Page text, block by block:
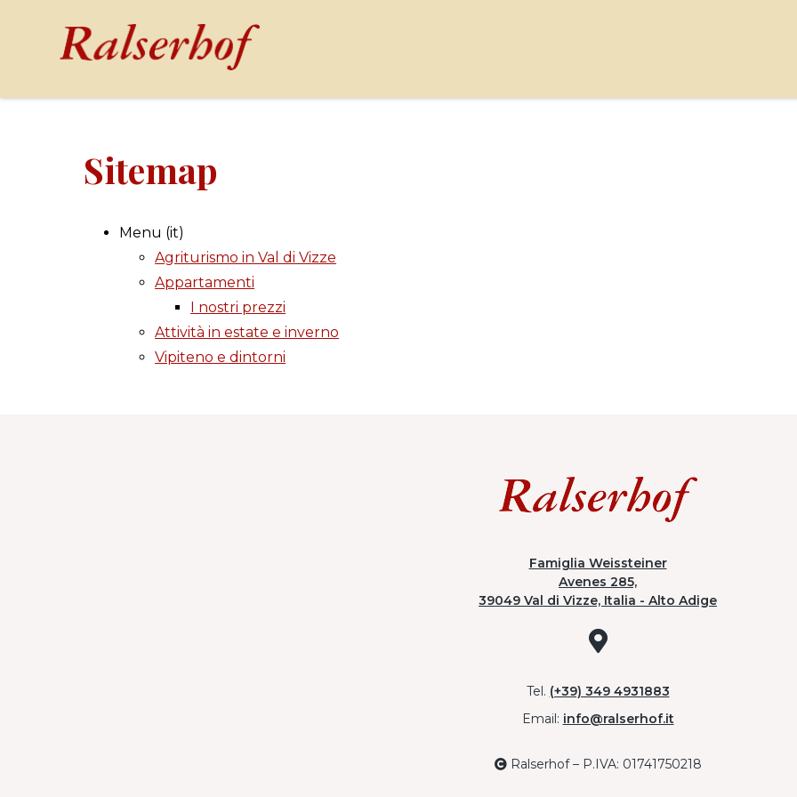
Sitemap
Menu (it)
Agriturismo in Val di Vizze
Appartamenti
I nostri prezzi
Attività in estate e inverno
Vipiteno e dintorni
Famiglia Weissteiner
Avenes 285,
39049 Val di Vizze, Italia - Alto Adige
Tel. (+39) 349 4931883
Email: info@ralserhof.it
Ralserhof – P.IVA: 01741750218